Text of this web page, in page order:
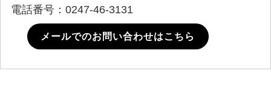
電話番号：0247-46-3131
メールでのお問い合わせはこちら